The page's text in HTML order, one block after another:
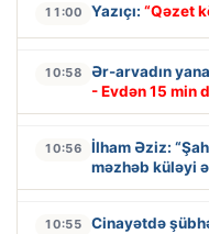
11:00 Yazıçı: “Qəzet
10:58
Ər-arvadın
- Evdən 15 min
10:56
İlham Əziz:
məzhəb küləyi
10:55 Cinayətdə